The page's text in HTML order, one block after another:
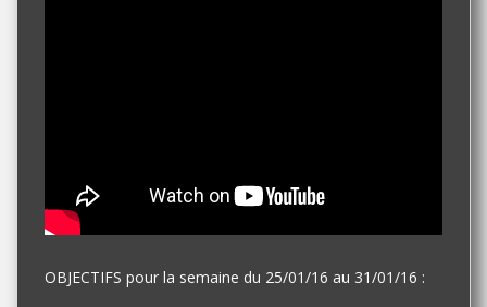
OBJECTIFS pour la semaine du 25/01/16 au 31/01/16 :